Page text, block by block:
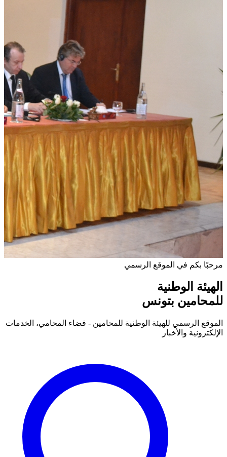
مرحبًا بكم في الموقع الرسمي
الهيئة الوطنية
للمحامين بتونس
الموقع الرسمي للهيئة الوطنية للمحامين - فضاء المحامي، الخدمات
الإلكترونية والأخبار